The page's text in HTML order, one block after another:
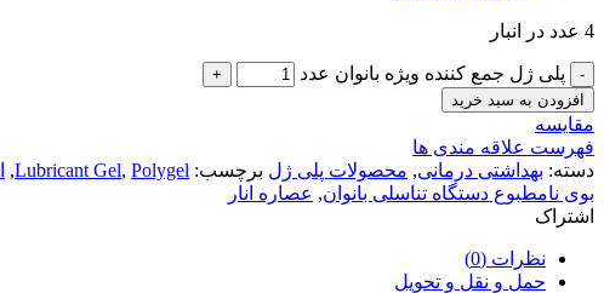
4 عدد در انبار
پلی ژل جمع کننده ویژه بانوان عدد
افزودن به سبد خرید
مقایسه
فهرست علاقه مندی ها
دسته: بهداشتی درمانی, محصولات پلی ژل برچسب: Lubricant Gel, Polygel
,
بوی نامطبوع دستگاه تناسلی بانوان, عصاره انار
اشتراک
نظرات (0)
حمل و نقل و تحویل